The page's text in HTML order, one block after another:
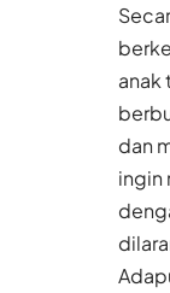
anak
dan
ingin